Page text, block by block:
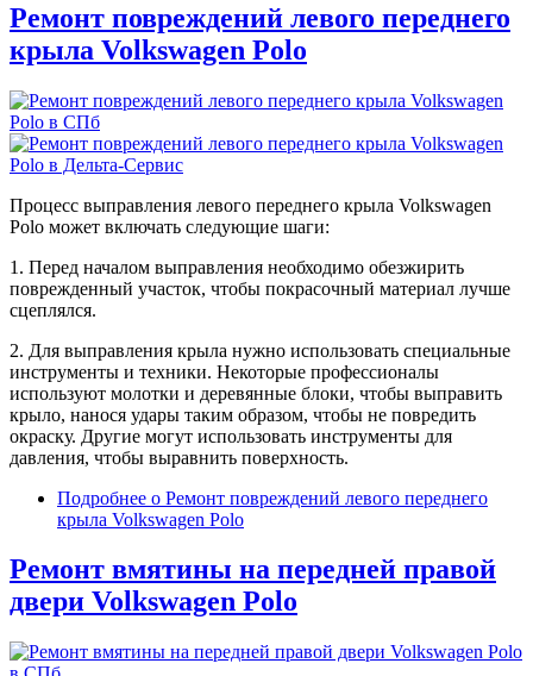
Ремонт повреждений левого переднего
крыла Volkswagen Polo
Процесс выправления левого переднего крыла Volkswagen
Polo может включать следующие шаги:
1. Перед началом выправления необходимо обезжирить
поврежденный участок, чтобы покрасочный материал лучше
сцеплялся.
2. Для выправления крыла нужно использовать специальные
инструменты и техники. Некоторые профессионалы
используют молотки и деревянные блоки, чтобы выправить
крыло, нанося удары таким образом, чтобы не повредить
окраску. Другие могут использовать инструменты для
давления, чтобы выравнить поверхность.
Подробнее о Ремонт повреждений левого переднего
крыла Volkswagen Polo
Ремонт вмятины на передней правой
двери Volkswagen Polo